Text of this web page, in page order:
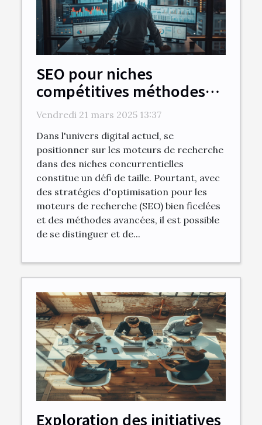
SEO pour niches
compétitives méthodes
avancées pour se
Vendredi 21 mars 2025 13:37
Dans l'univers digital actuel, se
positionner sur les moteurs de recherche
dans des niches concurrentielles
constitue un défi de taille. Pourtant, avec
des stratégies d'optimisation pour les
moteurs de recherche (SEO) bien ficelées
et des méthodes avancées, il est possible
de se distinguer et de...
Exploration des initiatives